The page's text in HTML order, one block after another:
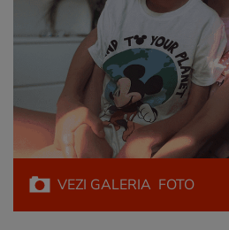
VEZI GALERIA FOTO